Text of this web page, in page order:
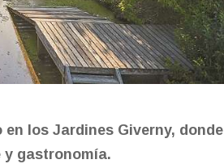
los Jardines Giverny, donde
y gastronomía.